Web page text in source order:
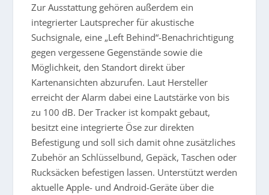
Zur Ausstattung gehören außerdem ein
integrierter Lautsprecher für akustische
Suchsignale, eine „Left Behind“-Benachrichtigung
gegen vergessene Gegenstände sowie die
Möglichkeit, den Standort direkt über
Kartenansichten abzurufen. Laut Hersteller
erreicht der Alarm dabei eine Lautstärke von bis
zu 100 dB. Der Tracker ist kompakt gebaut,
besitzt eine integrierte Öse zur direkten
Befestigung und soll sich damit ohne zusätzliches
Zubehör an Schlüsselbund, Gepäck, Taschen oder
Rucksäcken befestigen lassen. Unterstützt werden
aktuelle Apple- und Android-Geräte über die